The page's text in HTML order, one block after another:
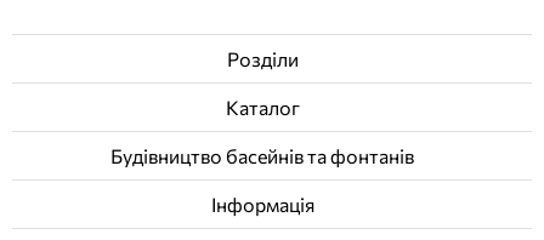
Розділи
Каталог
Будівництво басейнів та фонтанів
Інформація